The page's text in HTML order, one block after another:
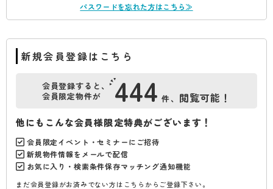
パスワードを忘れた方はこちら≫
新規会員登録はこちら
会員登録すると、
会員限定物件が
444 件、 閲覧可能！
他にもこんな会員様限定特典がございます！
会員限定イベント・セミナーにご招待
新規物件情報をメールで配信
お気に入り・検索条件保存マッチング通知機能
まだ会員登録がお済みでない方はこちらからご登録下さい。